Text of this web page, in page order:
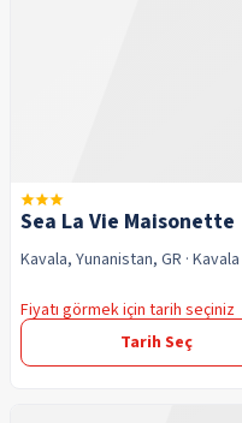
Sea La Vie Maisonette
Kavala, Yunanistan, GR · Kavala
Fiyatı görmek için tarih seçiniz
Tarih Seç